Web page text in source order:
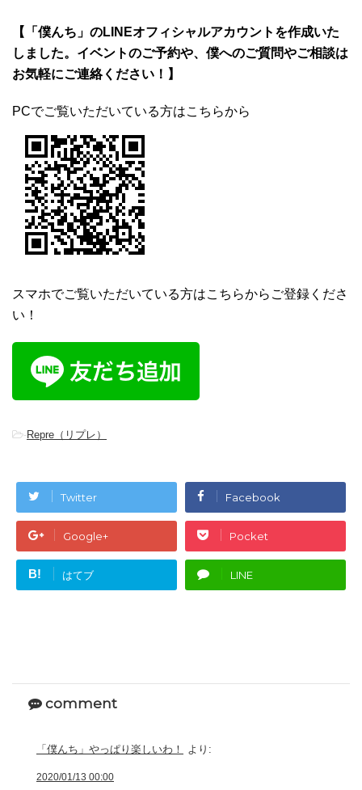
【「僕んち」のLINEオフィシャルアカウントを作成いた
しました。イベントのご予約や、僕へのご質問やご相談は
お気軽にご連絡ください！】
PCでご覧いただいている方はこちらから
スマホでご覧いただいている方はこちらからご登録くださ
い！
-Repre（リプレ）
Twitter Facebook
Google+ Pocket
B! はてブ LINE
comment
「僕んち」やっぱり楽しいわ！ より:
2020/01/13 00:00